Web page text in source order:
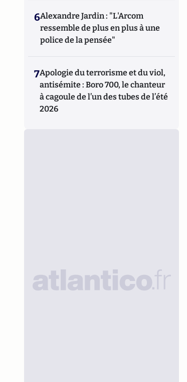
6Alexandre Jardin : "L'Arcom
ressemble de plus en plus à une
police de la pensée"
7Apologie du terrorisme et du viol,
antisémite : Boro 700, le chanteur
à cagoule de l’un des tubes de l’été
2026